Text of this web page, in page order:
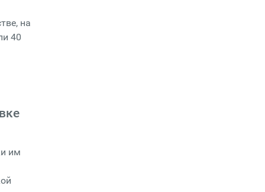
на
40
им